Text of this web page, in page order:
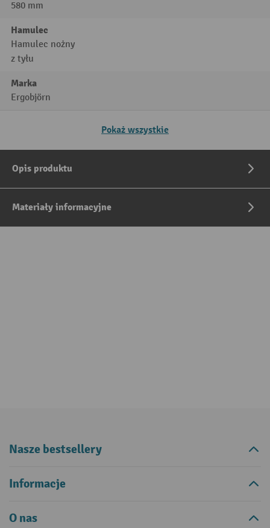
580 mm
Hamulec
Hamulec nożny
z tyłu
Marka
Ergobjörn
Pokaż wszystkie
Opis produktu
Materiały informacyjne
Nasze bestsellery
Informacje
O nas